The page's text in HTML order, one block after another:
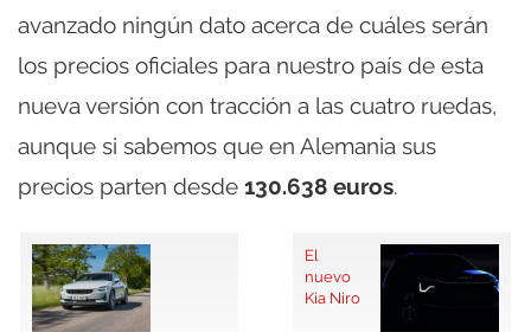
avanzado ningún dato acerca de cuáles serán
los precios oficiales para nuestro país de esta
nueva versión con tracción a las cuatro ruedas,
aunque si sabemos que en Alemania sus
precios parten desde 130.638 euros.
El
nuevo
Kia Niro